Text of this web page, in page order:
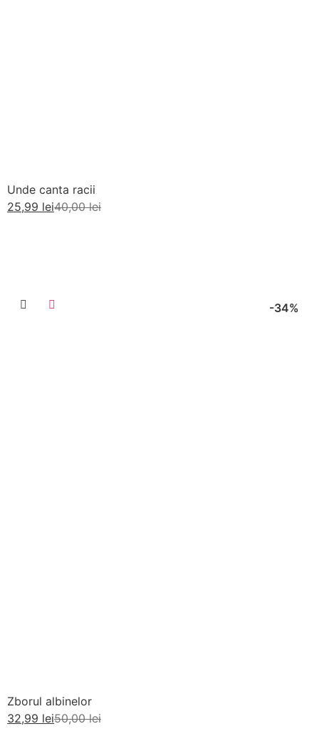
Unde canta racii
40,00lei
25,99 lei
-34%
Zborul albinelor
50,00lei
32,99 lei